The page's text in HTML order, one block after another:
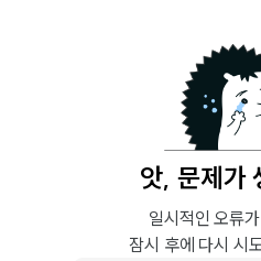
앗, 문제가
일시적인 오류
잠시 후에 다시 시